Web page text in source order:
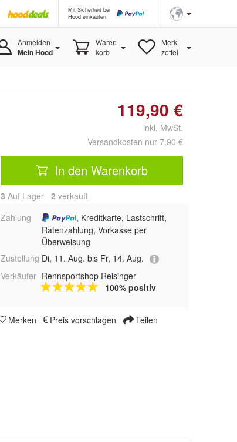
Mit Sicherheit bei
Hood einkaufen
Anmelden
Mein Hood
Waren-
korb
Merk-
zettel
119,90 €
inkl. MwSt.
Versandkosten nur 7,90 €
In den Warenkorb
3 Auf Lager 2 verkauft
Zahlung
, Kreditkarte, Lastschrift,
Ratenzahlung, Vorkasse per
Überweisung
Zustellung Di, 11. Aug. bis Fr, 14. Aug.
Verkäufer Rennsportshop Reisinger
100% positiv
Merken Preis vorschlagen Teilen